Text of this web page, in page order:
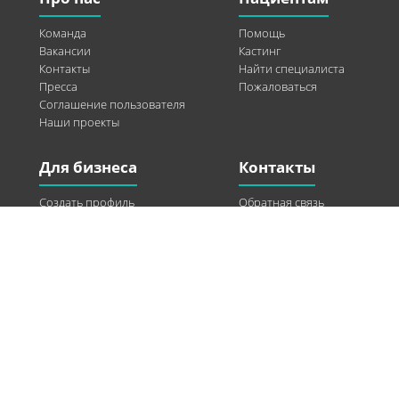
Команда
Вакансии
Контакты
Пресса
Соглашение пользователя
Наши проекты
Помощь
Кастинг
Найти специалиста
Пожаловаться
Для бизнеса
Создать профиль
Контакты
Обратная связь